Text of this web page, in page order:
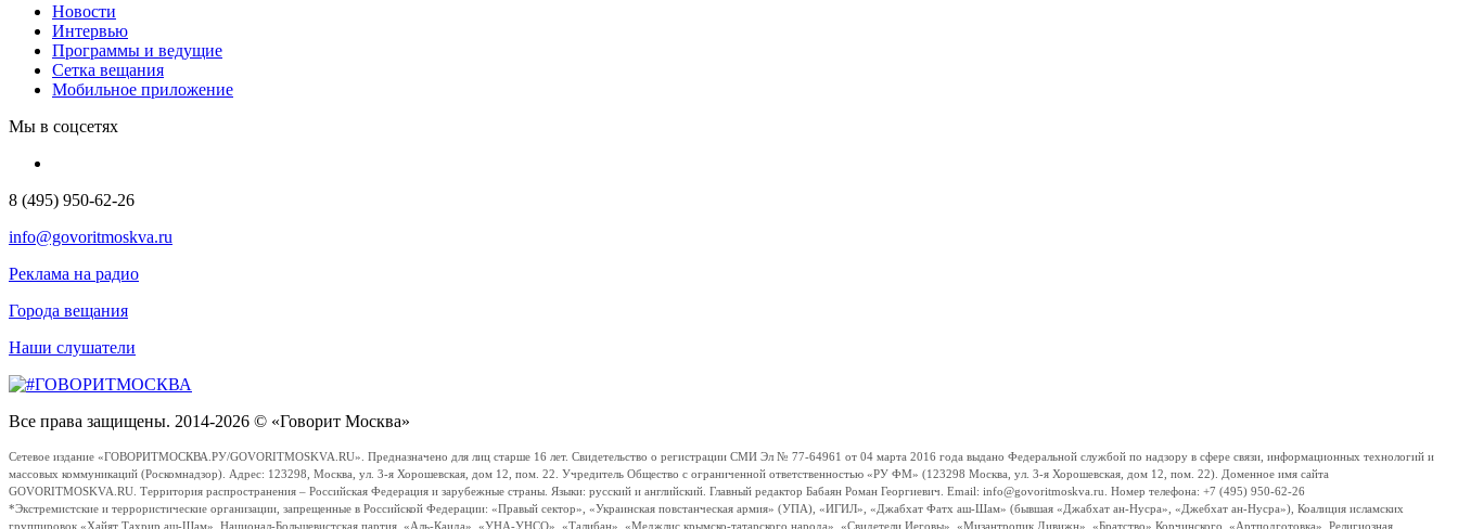
Новости
Интервью
Программы и ведущие
Сетка вещания
Мобильное приложение
Мы в соцсетях
8 (495) 950-62-26
info@govoritmoskva.ru
Реклама на радио
Города вещания
Наши слушатели
Все права защищены. 2014-2026 © «Говорит Москва»
Сетевое издание «ГОВОРИТМОСКВА.РУ/GOVORITMOSKVA.RU». Предназначено для лиц старше 16 лет. Свидетельство о регистрации СМИ Эл № 77-64961 от 04 марта 2016 года выдано Федеральной службой по надзору в сфере связи, информационных технологий и
массовых коммуникаций (Роскомнадзор). Адрес: 123298, Москва, ул. 3-я Хорошевская, дом 12, пом. 22. Учредитель Общество с ограниченной ответственностью «РУ ФМ» (123298 Москва, ул. 3-я Хорошевская, дом 12, пом. 22). Доменное имя сайта
GOVORITMOSKVA.RU. Территория распространения – Российская Федерация и зарубежные страны. Языки: русский и английский. Главный редактор Бабаян Роман Георгиевич. Email: info@govoritmoskva.ru. Номер телефона: +7 (495) 950-62-26
*Экстремистские и террористические организации, запрещенные в Российской Федерации: «Правый сектор», «Украинская повстанческая армия» (УПА), «ИГИЛ», «Джабхат Фатх аш-Шам» (бывшая «Джабхат ан-Нусра», «Джебхат ан-Нусра»), Коалиция исламских
группировок «Хайят Тахрир аш-Шам», Национал-Большевистская партия, «Аль-Каида», «УНА-УНСО», «Талибан», «Меджлис крымско-татарского народа», «Свидетели Иеговы», «Мизантропик Дивижн», «Братство» Корчинского, «Артподготовка», Религиозная